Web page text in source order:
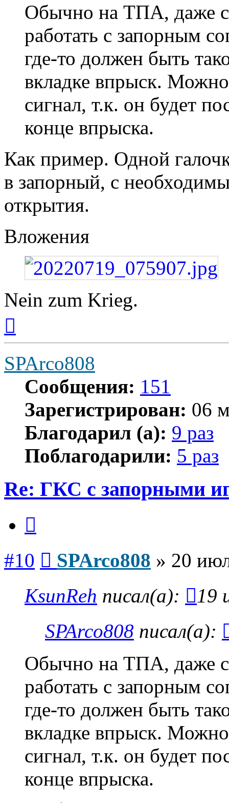
Обычно на ТПА, даже
работать с запорным
где-то должен быть
вкладке впрыск.
сигнал, т.к. он будет
конце впрыска.
Как пример. Одной
в запорный, с
открытия.
Вложения
Nein zum Krieg.
началу
SPArco808
Сообщения: 151
Зарегистрирован: 06
Благодарил (а): 9 раз
Поблагодарили: 5 раз
Re: ГКС с запорными
#10 SPArco808 » 20
KsunReh писал(а):
19
SPArco808 писал(а):
Обычно на ТПА, даже
работать с запорным
где-то должен быть
вкладке впрыск.
сигнал, т.к. он будет
конце впрыска.